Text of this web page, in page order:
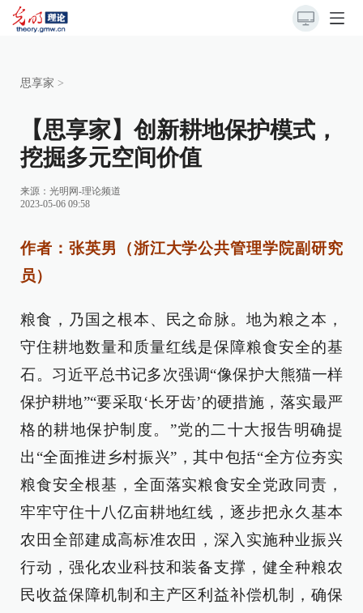
思享家 >
【思享家】创新耕地保护模式，
挖掘多元空间价值
来源： 光明网-理论频道
2023-05-06 09:58
作者：张英男（浙江大学公共管理学院副研究
员）
粮食，乃国之根本、民之命脉。地为粮之本，
守住耕地数量和质量红线是保障粮食安全的基
石。习近平总书记多次强调“像保护大熊猫一样
保护耕地”“要采取‘长牙齿’的硬措施，落实最严
格的耕地保护制度。”党的二十大报告明确提
出“全面推进乡村振兴”，其中包括“全方位夯实
粮食安全根基，全面落实粮食安全党政同责，
牢牢守住十八亿亩耕地红线，逐步把永久基本
农田全部建成高标准农田，深入实施种业振兴
行动，强化农业科技和装备支撑，健全种粮农
民收益保障机制和主产区利益补偿机制，确保